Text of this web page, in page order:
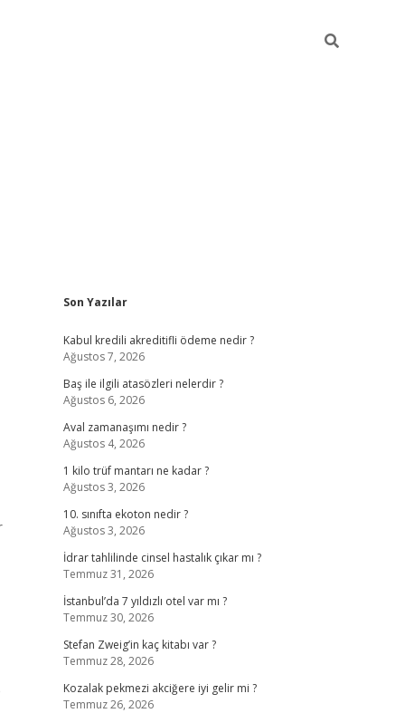
Sidebar
Son Yazılar
Kabul kredili akreditifli ödeme nedir ?
Ağustos 7, 2026
Baş ile ilgili atasözleri nelerdir ?
Ağustos 6, 2026
Aval zamanaşımı nedir ?
Ağustos 4, 2026
1 kilo trüf mantarı ne kadar ?
Ağustos 3, 2026
10. sınıfta ekoton nedir ?
Ağustos 3, 2026
İdrar tahlilinde cinsel hastalık çıkar mı ?
Temmuz 31, 2026
İstanbul’da 7 yıldızlı otel var mı ?
Temmuz 30, 2026
Stefan Zweig’in kaç kitabı var ?
Temmuz 28, 2026
Kozalak pekmezi akciğere iyi gelir mi ?
Temmuz 26, 2026